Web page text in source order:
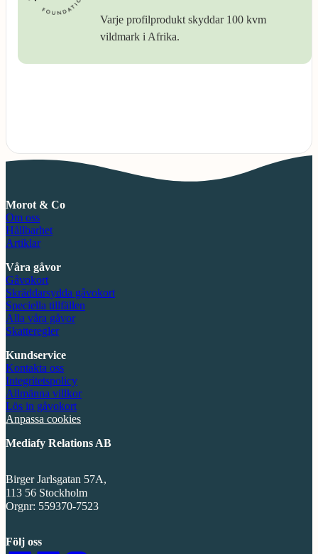
Varje profilprodukt skyddar 100 kvm
vildmark i Afrika.
Morot & Co
Om oss
Hållbarhet
Artiklar
Våra gåvor
Gåvokort
Skräddarsydda gåvokort
Speciella tillfällen
Alla våra gåvor
Skatteregler
Kundservice
Kontakta oss
Integritetspolicy
Allmänna villkor
Lös in gåvokort
Anpassa cookies
Mediafy Relations AB
Birger Jarlsgatan 57A,
113 56 Stockholm
Orgnr: 559370-7523
Följ oss